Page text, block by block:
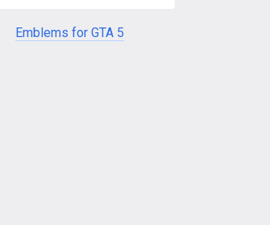
Emblems for GTA 5